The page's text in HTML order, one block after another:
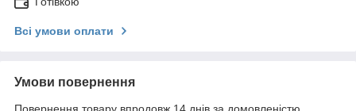
Всі умови оплати
Умови повернення